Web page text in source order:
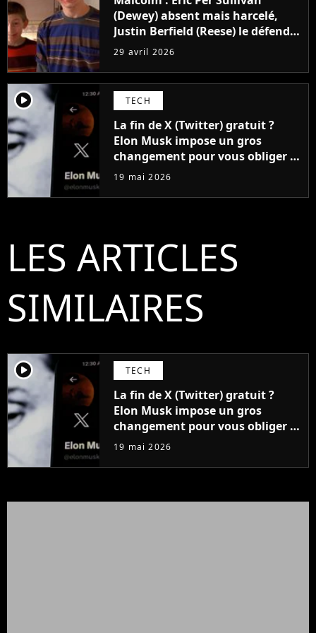
(Dewey) absent mais harcelé,
Justin Berfield (Reese) le défend,
"Laissez-le tranquille"
29 avril 2026
player2 TECH
La fin de X (Twitter) gratuit ?
Elon Musk impose un gros
changement pour vous obliger à
prendre un compte payant
19 mai 2026
LES ARTICLES
SIMILAIRES
player2 TECH
La fin de X (Twitter) gratuit ?
Elon Musk impose un gros
changement pour vous obliger à
prendre un compte payant
19 mai 2026